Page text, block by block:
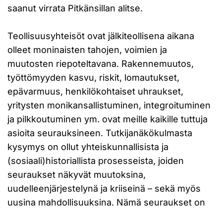
saanut virrata Pitkänsillan alitse.
Teollisuusyhteisöt ovat jälkiteollisena aikana
olleet moninaisten tahojen, voimien ja
muutosten riepoteltavana. Rakennemuutos,
työttömyyden kasvu, riskit, lomautukset,
epävarmuus, henkilökohtaiset uhraukset,
yritysten monikansallistuminen, integroituminen
ja pilkkoutuminen ym. ovat meille kaikille tuttuja
asioita seurauksineen. Tutkijanäkökulmasta
kysymys on ollut yhteiskunnallisista ja
(sosiaali)historiallista prosesseista, joiden
seuraukset näkyvät muutoksina,
uudelleenjärjestelynä ja kriiseinä – sekä myös
uusina mahdollisuuksina. Nämä seuraukset on